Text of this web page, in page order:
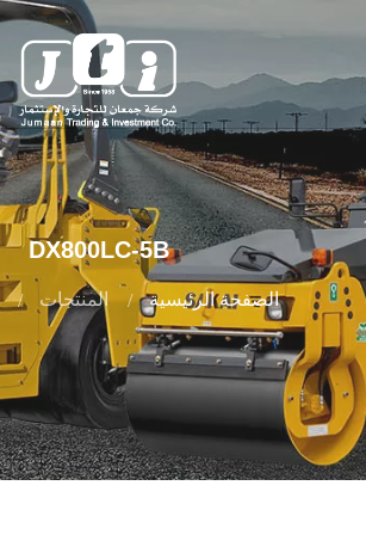
DX800LC-5B
الصفحة الرئيسية المنتجات